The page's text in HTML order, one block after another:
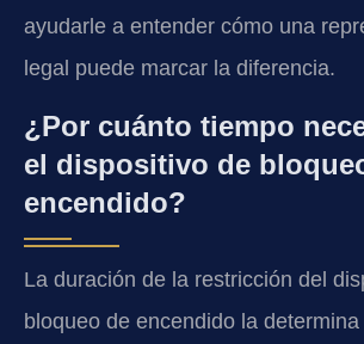
ayudarle a entender cómo una
legal puede marcar la diferencia.
¿Por cuánto tiempo
el dispositivo de
encendido?
La duración de la restricción del
bloqueo de encendido la